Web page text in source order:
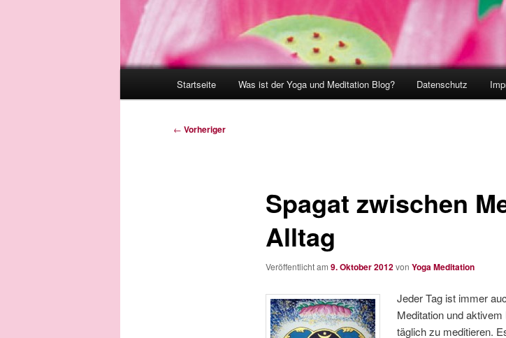
Startseite Was ist der Yoga und Meditation Blog? Datenschutz
Beitragsnavigation
← Vorheriger
Spagat zwischen
Alltag
Veröffentlicht am 9. Oktober 2012von Yoga Meditation
Jeder Tag ist immer
Meditation und
täglich zu meditieren.